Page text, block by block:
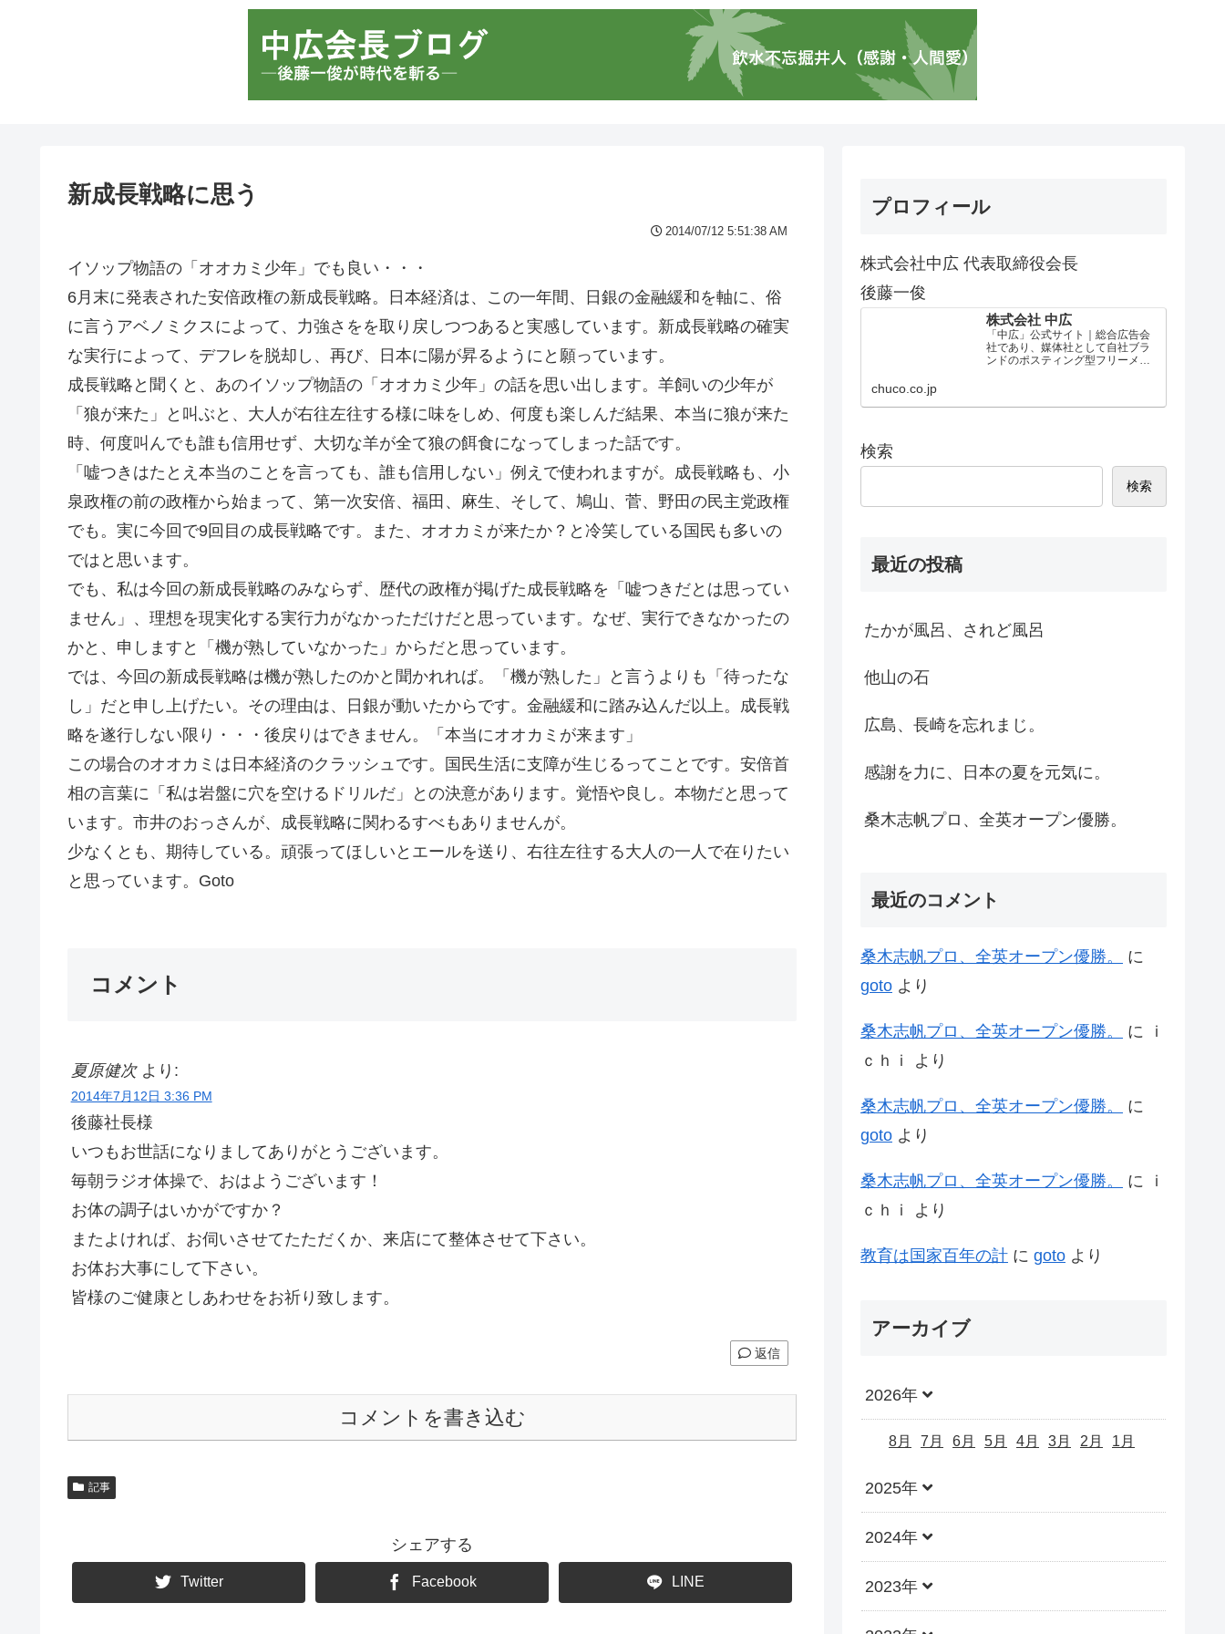
新成長戦略に思う
2014/07/12 5:51:38 AM
イソップ物語の「オオカミ少年」でも良い・・・
6月末に発表された安倍政権の新成長戦略。日本経済は、この一年間、日銀の金融緩和を軸に、俗
に言うアベノミクスによって、力強さをを取り戻しつつあると実感しています。新成長戦略の確実
な実行によって、デフレを脱却し、再び、日本に陽が昇るようにと願っています。
成長戦略と聞くと、あのイソップ物語の「オオカミ少年」の話を思い出します。羊飼いの少年が
「狼が来た」と叫ぶと、大人が右往左往する様に味をしめ、何度も楽しんだ結果、本当に狼が来た
時、何度叫んでも誰も信用せず、大切な羊が全て狼の餌食になってしまった話です。
「嘘つきはたとえ本当のことを言っても、誰も信用しない」例えで使われますが。成長戦略も、小
泉政権の前の政権から始まって、第一次安倍、福田、麻生、そして、鳩山、菅、野田の民主党政権
でも。実に今回で9回目の成長戦略です。また、オオカミが来たか？と冷笑している国民も多いの
ではと思います。
でも、私は今回の新成長戦略のみならず、歴代の政権が掲げた成長戦略を「嘘つきだとは思ってい
ません」、理想を現実化する実行力がなかっただけだと思っています。なぜ、実行できなかったの
かと、申しますと「機が熟していなかった」からだと思っています。
では、今回の新成長戦略は機が熟したのかと聞かれれば。「機が熟した」と言うよりも「待ったな
し」だと申し上げたい。その理由は、日銀が動いたからです。金融緩和に踏み込んだ以上。成長戦
略を遂行しない限り・・・後戻りはできません。「本当にオオカミが来ます」
この場合のオオカミは日本経済のクラッシュです。国民生活に支障が生じるってことです。安倍首
相の言葉に「私は岩盤に穴を空けるドリルだ」との決意があります。覚悟や良し。本物だと思って
います。市井のおっさんが、成長戦略に関わるすべもありませんが。
少なくとも、期待している。頑張ってほしいとエールを送り、右往左往する大人の一人で在りたい
と思っています。Goto
コメント
夏原健次 より:
2014年7月12日 3:36 PM
後藤社長様
いつもお世話になりましてありがとうございます。
毎朝ラジオ体操で、おはようございます！
お体の調子はいかがですか？
またよければ、お伺いさせてたただくか、来店にて整体させて下さい。
お体お大事にして下さい。
皆様のご健康としあわせをお祈り致します。
返信
コメントを書き込む
記事
シェアする
Twitter Facebook LINE
プロフィール
株式会社中広 代表取締役会長
後藤一俊
株式会社 中広
「中広」公式サイト｜総合広告会
社であり、媒体社として自社ブラ
ンドのポスティング型フリーメデ
chuco.co.jp
検索
検索
最近の投稿
たかが風呂、されど風呂
他山の石
広島、長崎を忘れまじ。
感謝を力に、日本の夏を元気に。
桑木志帆プロ、全英オープン優勝。
最近のコメント
桑木志帆プロ、全英オープン優勝。
に
goto より
桑木志帆プロ、全英オープン優勝。 に
ｉ
ｃｈｉ
より
桑木志帆プロ、全英オープン優勝。
に
goto より
桑木志帆プロ、全英オープン優勝。 に
ｉ
ｃｈｉ
より
教育は国家百年の計 に goto より
アーカイブ
2026年
8月 7月 6月 5月 4月 3月 2月 1月
2025年
2024年
2023年